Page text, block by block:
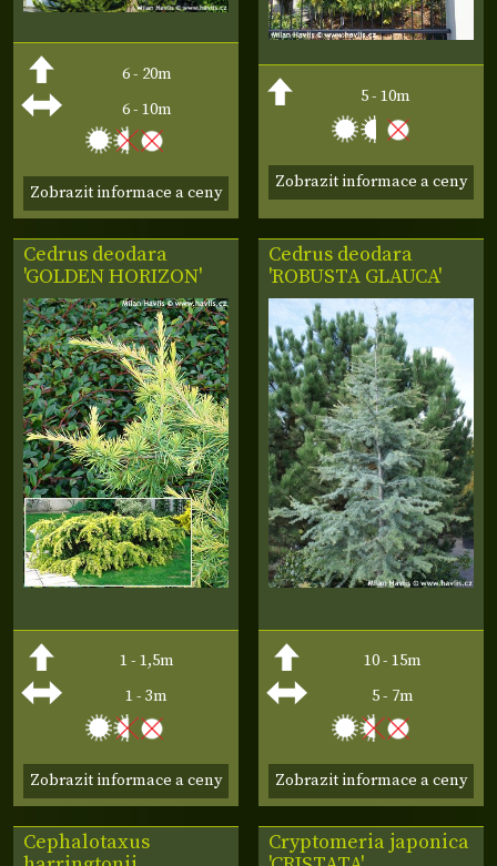
6 - 20m
6 - 10m
Zobrazit informace a ceny
5 - 10m
Zobrazit informace a ceny
Cedrus deodara
'GOLDEN HORIZON'
1 - 1,5m
1 - 3m
Zobrazit informace a ceny
Cedrus deodara
'ROBUSTA GLAUCA'
10 - 15m
5 - 7m
Zobrazit informace a ceny
Cephalotaxus
Cryptomeria japonica